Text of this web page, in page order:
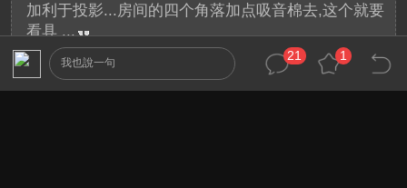
加利于投影...房间的四个角落加点吸音棉去,这个就要
看具 ...
其實現在蔡先生空間中不應該加吸音棉，
我也說一句
21 1